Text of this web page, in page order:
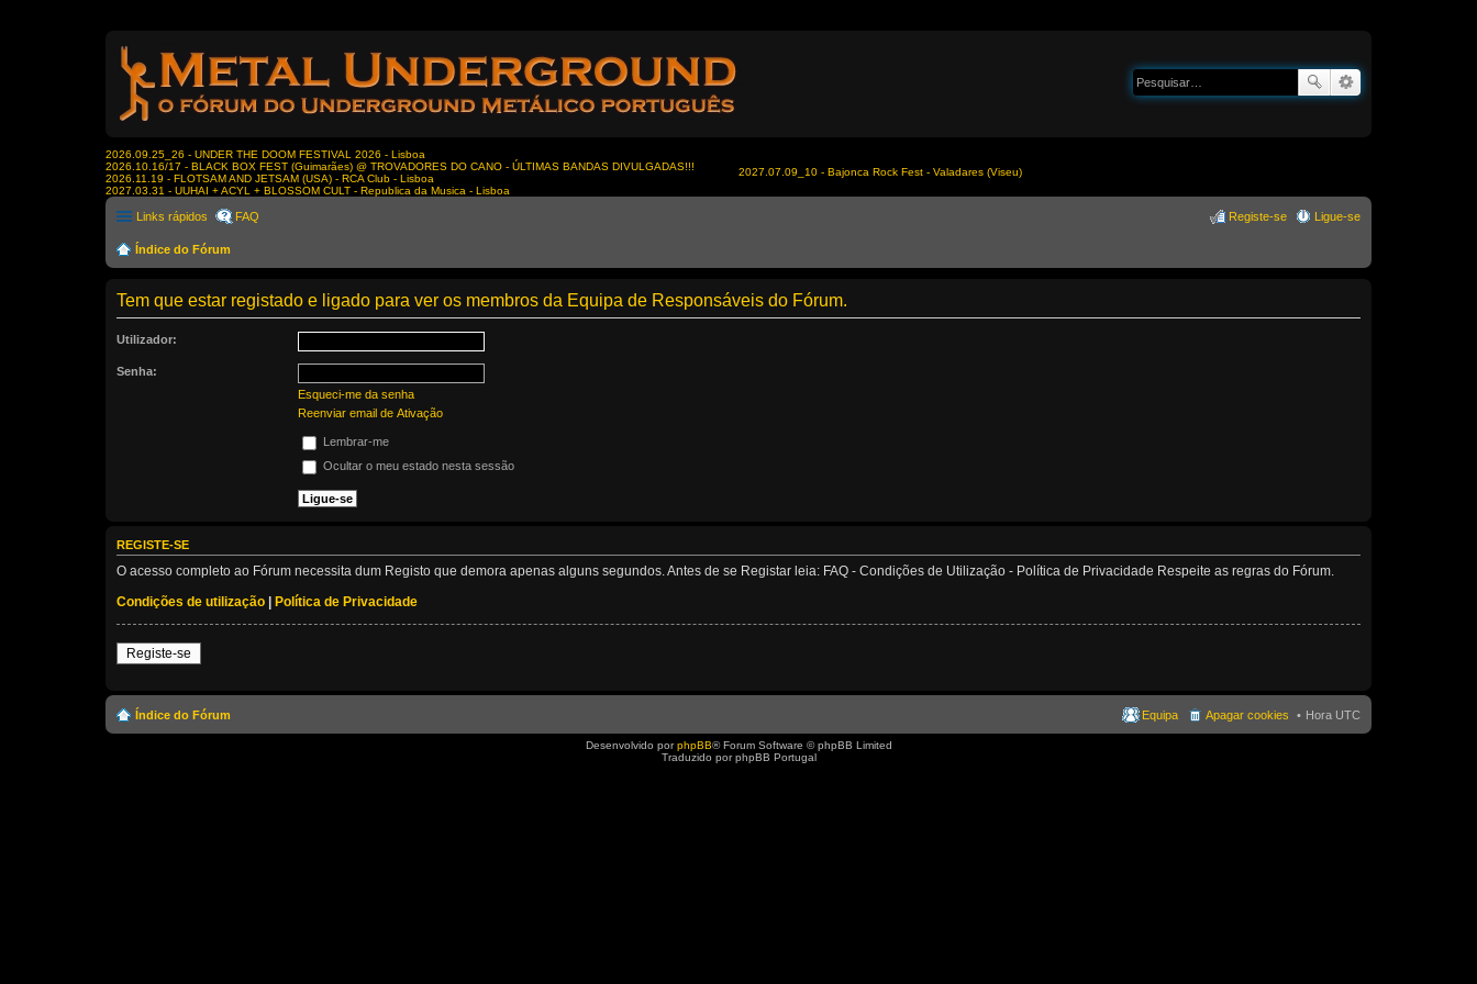
2026.09.25_26 - UNDER THE DOOM FESTIVAL 2026 - Lisboa
2026.10.16/17 - BLACK BOX FEST (Guimarães) @ TROVADORES DO CANO - ÚLTIMAS BANDAS DIVULGADAS!!!
2026.11.19 - FLOTSAM AND JETSAM (USA) - RCA Club - Lisboa
2027.03.31 - UUHAI + ACYL + BLOSSOM CULT - Republica da Musica - Lisboa
2027.07.09_10 - Bajonca Rock Fest - Valadares (Viseu)
Links rápidos FAQ Ligue-se
Registe-se
Índice do Fórum
Tem que estar registado e ligado para ver os membros da Equipa de Responsáveis do Fórum.
Utilizador:
Senha:
Esqueci-me da senha
Reenviar email de Ativação
Lembrar-me
Ocultar o meu estado nesta sessão
REGISTE-SE
O acesso completo ao Fórum necessita dum Registo que demora apenas alguns segundos. Antes de se Registar leia: FAQ - Condições de Utilização - Política de Privacidade Respeite as regras do Fórum.
Condições de utilização | Política de Privacidade
Registe-se
Índice do Fórum Hora UTC
Apagar cookies
Equipa
Desenvolvido porphpBB® Forum Software © phpBB Limited
Traduzido por phpBB Portugal